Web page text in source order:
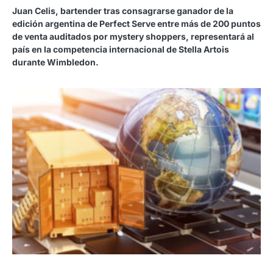
Juan Celis, bartender tras consagrarse ganador de la
edición argentina de Perfect Serve entre más de 200 puntos
de venta auditados por mystery shoppers, representará al
país en la competencia internacional de Stella Artois
durante Wimbledon.